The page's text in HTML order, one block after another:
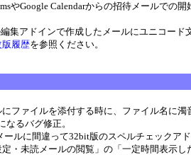
やGoogle Calendarからの招待メールでの
集アドインで作成したメールにユニコー
版履歴を参照ください。
ファイルを添付する時に、ファイル名に
なるバグ修正。
ールに間違って32bit版のスペルチェックア
定・未読メールの閲覧」の「一定時間表示